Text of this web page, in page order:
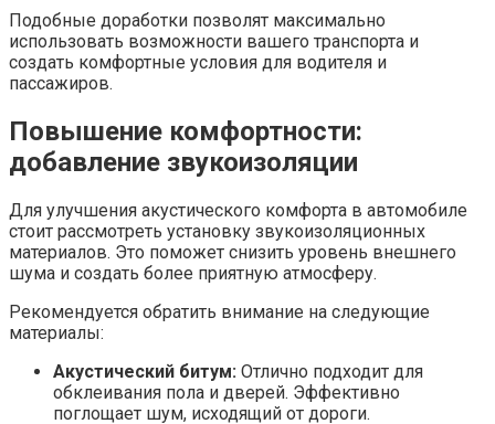
Подобные доработки позволят максимально
использовать возможности вашего транспорта и
создать комфортные условия для водителя и
пассажиров.
Повышение комфортности:
добавление звукоизоляции
Для улучшения акустического комфорта в автомобиле
стоит рассмотреть установку звукоизоляционных
материалов. Это поможет снизить уровень внешнего
шума и создать более приятную атмосферу.
Рекомендуется обратить внимание на следующие
материалы:
Акустический битум: Отлично подходит для
обклеивания пола и дверей. Эффективно
поглощает шум, исходящий от дороги.